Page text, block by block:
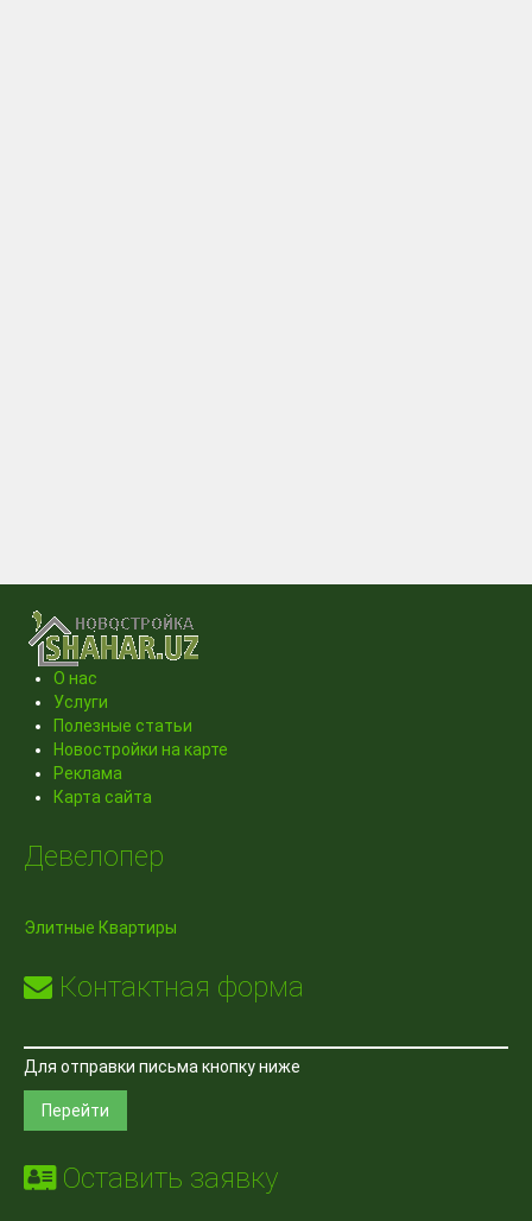
О нас
Услуги
Полезные статьи
Новостройки на карте
Реклама
Карта сайта
Девелопер
Элитные Квартиры
Контактная форма
Для отправки письма кнопку ниже
Перейти
Оставить заявку